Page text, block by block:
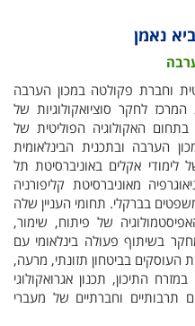
נאמן
וחברת פקולטה במכון הערבה
לחקר סוציואקולוגיות של
האקולוגיה הפוליטית של
הערבה ובתכנית הבינלאומית
לימודי אקלים באוניברסיטת תל
מאוניברסיטת קליפורניה
בברקלי. תחומי העניין שלה
של פיתוח, שימור,
בשיתוף פעולה בינלאומי עם
העוסקים בביטחון תזונתי, מרעה,
במזרח התיכון, תכנון אגרואקולוגי
תרבותיים וחברתיים של מעברי